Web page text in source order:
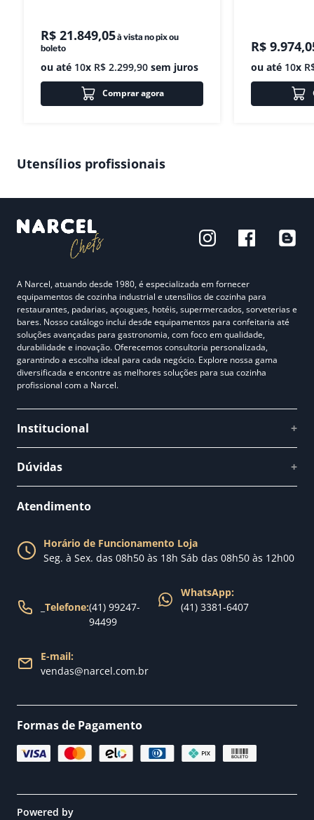
R$ 21.849,05à vista no pix ou
boleto
ou até 10x R$ 2.299,90 sem juros
Comprar agora
R$ 9.974,
ou até 10x
Utensílios profissionais
A Narcel, atuando desde 1980, é especializada em fornecer
equipamentos de cozinha industrial e utensílios de cozinha para
restaurantes, padarias, açougues, hotéis, supermercados, sorveterias e
bares. Nosso catálogo inclui desde equipamentos para confeitaria até
soluções avançadas para gastronomia, com foco em qualidade,
durabilidade e inovação. Oferecemos consultoria personalizada,
garantindo a escolha ideal para cada negócio. Explore nossa gama
diversificada e encontre as melhores soluções para sua cozinha
profissional com a Narcel.
Institucional +
Fale conosco
Nossa loja
Dúvidas +
Política de Trocas
Política de Entrega
Atendimento
Horário de Funcionamento Loja
Seg. à Sex. das 08h50 às 18h Sáb das 08h50 às 12h00
Telefone:(41) 99247-
94499
WhatsApp:
(41) 3381-6407
E-mail:
vendas@narcel.com.br
Formas de Pagamento
Powered by